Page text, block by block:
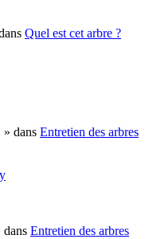
Quel est cet arbre ?
» dans Entretien des arbres
dans Entretien des arbres